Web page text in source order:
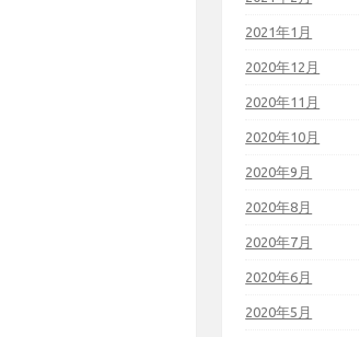
2021年1月
2020年12月
2020年11月
2020年10月
2020年9月
2020年8月
2020年7月
2020年6月
2020年5月